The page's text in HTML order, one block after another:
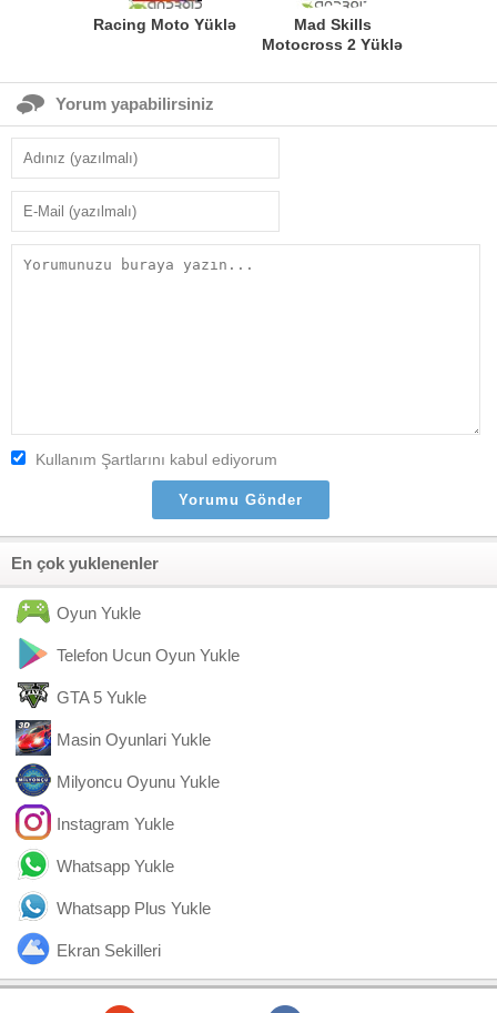
Racing Moto Yüklə
Mad Skills
Motocross 2 Yüklə
Yorum yapabilirsiniz
Kullanım Şartlarını kabul ediyorum
En çok yuklenenler
Oyun Yukle
Telefon Ucun Oyun Yukle
GTA 5 Yukle
Masin Oyunlari Yukle
Milyoncu Oyunu Yukle
Instagram Yukle
Whatsapp Yukle
Whatsapp Plus Yukle
Ekran Sekilleri